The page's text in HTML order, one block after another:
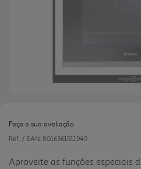
Faça a sua avaliação
Ref. / EAN: 8016361911949
Aproveite as funções especiais